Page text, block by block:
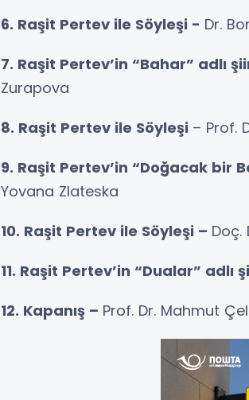
6. Raşit Pertev ile Söyleşi - Dr.
7. Raşit Pertev’in “Bahar” adlı
Zurapova
8. Raşit Pertev ile Söyleşi – Prof.
9. Raşit Pertev’in “Doğacak bir
Yovana Zlateska
10. Raşit Pertev ile Söyleşi – Doç.
11. Raşit Pertev’in “Dualar” adlı
12. Kapanış – Prof. Dr. Mahmut